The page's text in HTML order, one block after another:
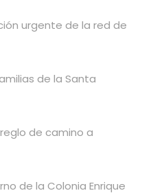
urgente de la red de
de la Santa
de camino a
de la Colonia Enrique